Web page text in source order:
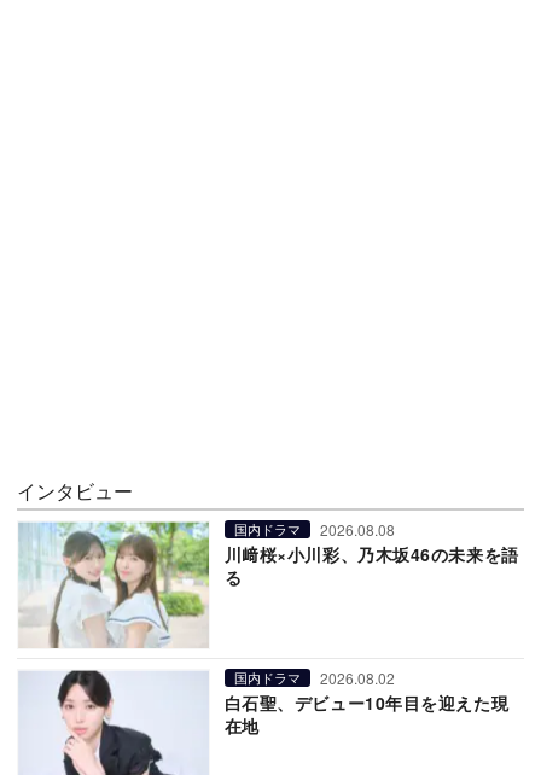
インタビュー
国内ドラマ 2026.08.08
川﨑桜×小川彩、乃木坂46の未来を語
る
国内ドラマ 2026.08.02
白石聖、デビュー10年目を迎えた現
在地